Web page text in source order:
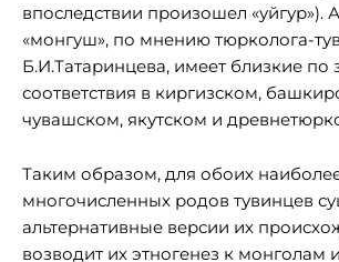
впоследствии произошел «уйгур»).
«монгуш», по мнению тюрколога-
Б.И.Татаринцева, имеет близкие по
соответствия в киргизском,
чувашском, якутском и
Таким образом, для обоих
многочисленных родов тувинцев
альтернативные версии их
возводит их этногенез к монголам